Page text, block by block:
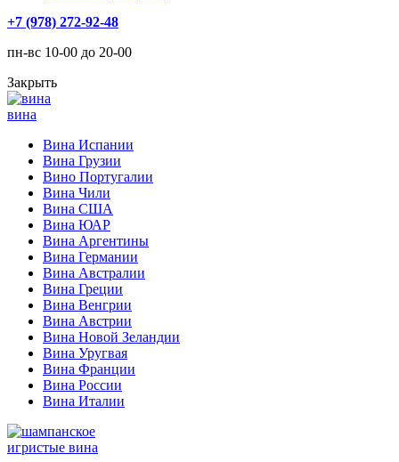
+7 (978) 272-92-48
пн-вс 10-00 до 20-00
Закрыть
вина
Вина Испании
Вина Грузии
Вино Португалии
Вина Чили
Вина США
Вина ЮАР
Вина Аргентины
Вина Германии
Вина Австралии
Вина Греции
Вина Венгрии
Вина Австрии
Вина Новой Зеландии
Вина Уругвая
Вина Франции
Вина России
Вина Италии
игристые вина